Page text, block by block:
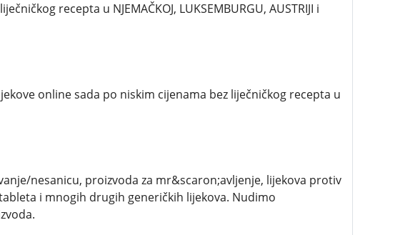
recepta u NJEMAČKOJ, LUKSEMBURGU, AUSTRIJI i
online sada po niskim cijenama bez liječničkog recepta u
nesanicu, proizvoda za mr&scaron;avljenje, lijekova protiv
i mnogih drugih generičkih lijekova. Nudimo